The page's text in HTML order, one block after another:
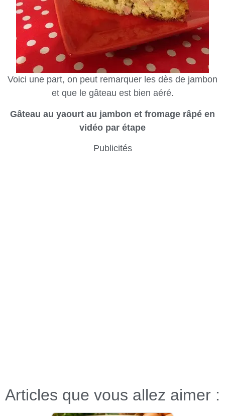
Voici une part, on peut remarquer les dès de jambon
et que le gâteau est bien aéré.
Gâteau au yaourt au jambon et fromage râpé en
vidéo par étape
Publicités
Articles que vous allez aimer :